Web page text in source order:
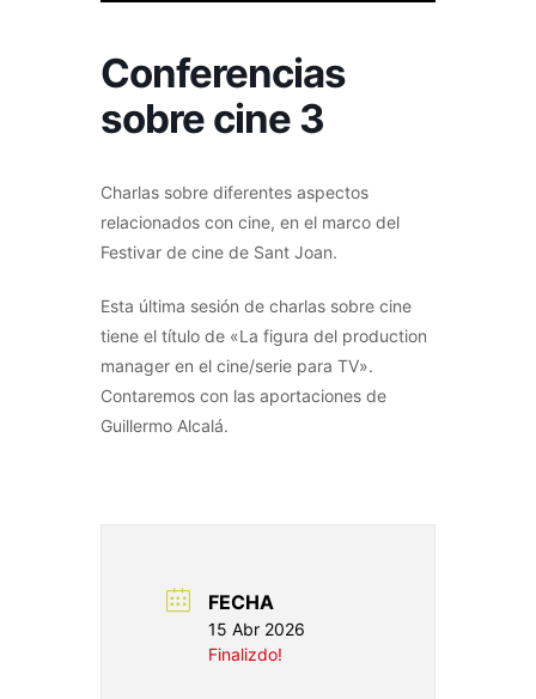
Conferencias
sobre cine 3
Charlas sobre diferentes aspectos
relacionados con cine, en el marco del
Festivar de cine de Sant Joan.
Esta última sesión de charlas sobre cine
tiene el título de «La figura del production
manager en el cine/serie para TV».
Contaremos con las aportaciones de
Guillermo Alcalá.
FECHA
15 Abr 2026
Finalizdo!